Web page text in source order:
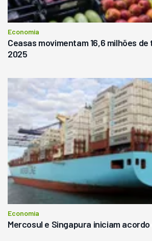
Economia
Ceasas movimentam 16,6 milhões
2025
Economia
Mercosul e Singapura iniciam